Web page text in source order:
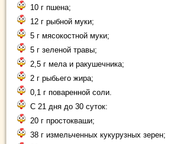
10 г пшена;
12 г рыбной муки;
5 г мясокостной муки;
5 г зеленой травы;
2,5 г мела и ракушечника;
2 г рыбьего жира;
0,1 г поваренной соли.
С 21 дня до 30 суток:
20 г простокваши;
38 г измельченных кукурузных зерен;